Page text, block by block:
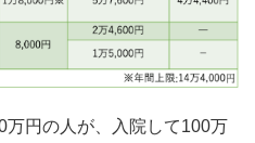
円の人が、入院して100万